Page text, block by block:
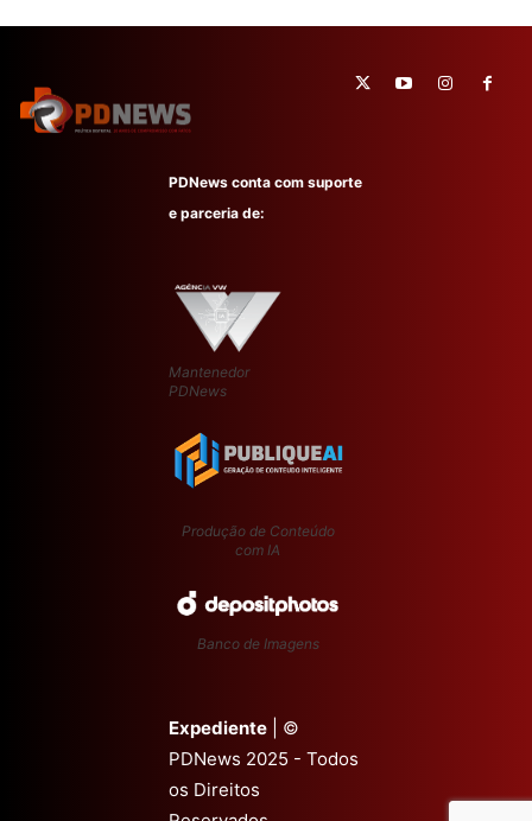
PDNews conta com suporte
e parceria de:
Mantenedor
PDNews
Produção de Conteúdo
com IA
Banco de Imagens
Expediente | ©
PDNews 2025 - Todos
os Direitos